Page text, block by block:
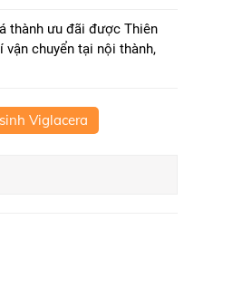
thành ưu đãi được Thiên
chuyển tại nội thành,
Viglacera